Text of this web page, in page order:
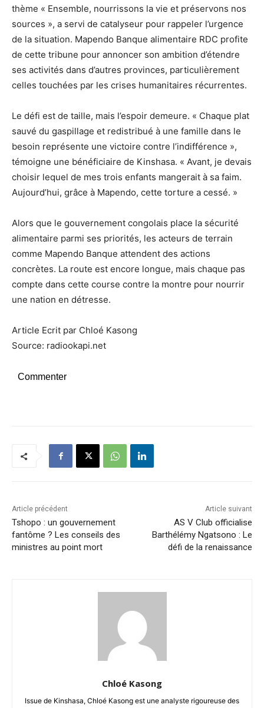
thème « Ensemble, nourrissons la vie et préservons nos
sources », a servi de catalyseur pour rappeler l’urgence
de la situation. Mapendo Banque alimentaire RDC profite
de cette tribune pour annoncer son ambition d’étendre
ses activités dans d’autres provinces, particulièrement
celles touchées par les crises humanitaires récurrentes.
Le défi est de taille, mais l’espoir demeure. « Chaque plat
sauvé du gaspillage et redistribué à une famille dans le
besoin représente une victoire contre l’indifférence »,
témoigne une bénéficiaire de Kinshasa. « Avant, je devais
choisir lequel de mes trois enfants mangerait à sa faim.
Aujourd’hui, grâce à Mapendo, cette torture a cessé. »
Alors que le gouvernement congolais place la sécurité
alimentaire parmi ses priorités, les acteurs de terrain
comme Mapendo Banque attendent des actions
concrètes. La route est encore longue, mais chaque pas
compte dans cette course contre la montre pour nourrir
une nation en détresse.
Article Ecrit par Chloé Kasong
Source: radiookapi.net
Commenter
Article précédent
Tshopo : un gouvernement
fantôme ? Les conseils des
ministres au point mort
Article suivant
AS V Club officialise
Barthélémy Ngatsono : Le
défi de la renaissance
Chloé Kasong
Issue de Kinshasa, Chloé Kasong est une analyste rigoureuse des